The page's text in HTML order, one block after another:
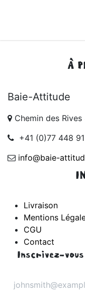
À
Baie-Attitude
Chemin des
+41 (0)77 448
info@baie-
Livraison
Mentions
CGU
Contact
Inscrivez-